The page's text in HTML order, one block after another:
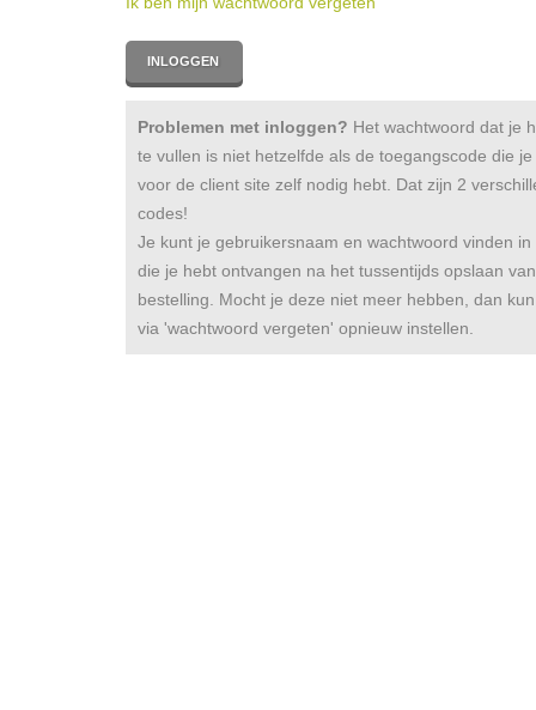
INLOGGEN
Problemen met inloggen? Het wachtwoord dat je
te vullen is niet hetzelfde als de toegangscode die
voor de client site zelf nodig hebt. Dat zijn 2
codes!
Je kunt je gebruikersnaam en wachtwoord vinden in
die je hebt ontvangen na het tussentijds opslaan
bestelling. Mocht je deze niet meer hebben, dan
via 'wachtwoord vergeten' opnieuw instellen.